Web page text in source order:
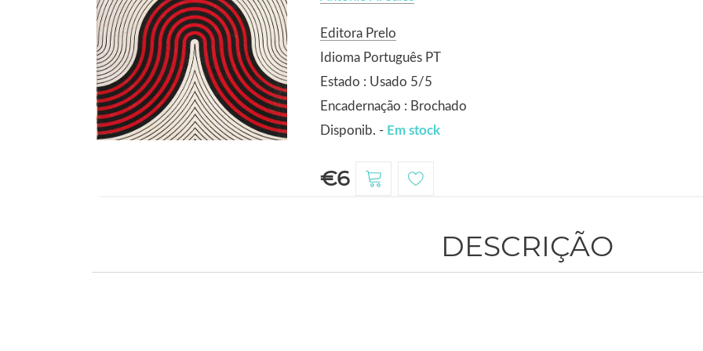
Editora Prelo
Idioma Português PT
Estado : Usado 5/5
Encadernação : Brochado
Disponib. - Em stock
€6
DESCRIÇÃO